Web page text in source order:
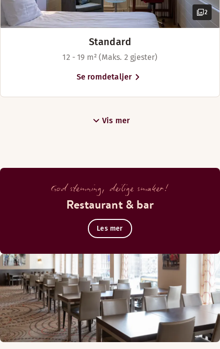
2
Standard
12 - 19 m² (Maks. 2 gjester)
Se romdetaljer
Vis mer
God stemning, deilige smaker!
Restaurant & bar
Les mer